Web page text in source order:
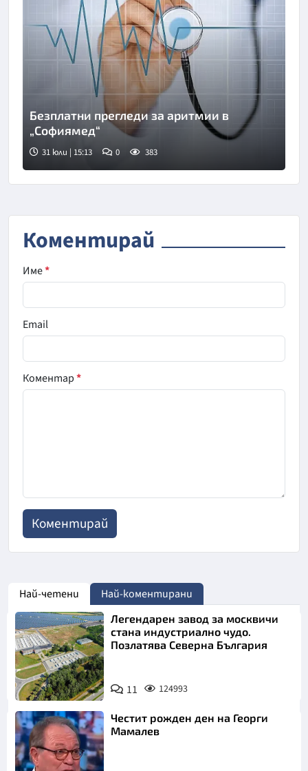
Безплатни прегледи за аритмии в
„Софиямед“
31 юли | 15:13 0 383
Коментирай
Име*
Email
Коментар*
Най-четени Най-коментирани
Легендарен завод за москвичи
стана индустриално чудо.
Позлатява Северна България
11 124993
Честит рожден ден на Георги
Мамалев